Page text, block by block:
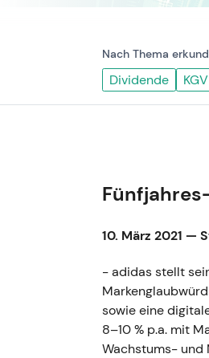
Nach Thema
Dividende KGV
10. März 2021 —
- adidas stellt
sowie eine
8–10 % p.a. mit
Wachstums- und